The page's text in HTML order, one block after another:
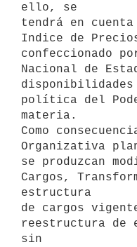
ello, se
tendrá en
Indice de
confeccionado
Nacional de
política del
materia.
Como
Organizativa
se produzcan
Cargos,
estructura
de cargos
reestructura de
sin